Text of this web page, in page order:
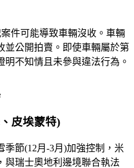
件可能導致車輛沒收。車輛
並公開拍賣。即使車輛屬於第
不知情且未參與違法行為。
皮埃蒙特)
季節(12月-3月)加強控制，米
與瑞士奧地利邊境聯合執法